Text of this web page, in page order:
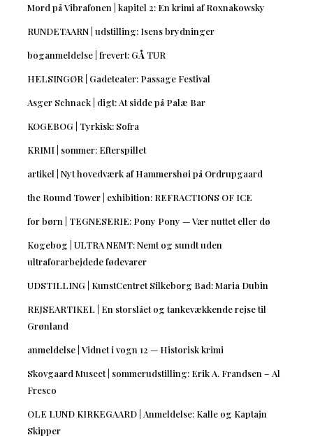
Mord på Vibrafonen | kapitel 2: En krimi af Roxnakowsky
RUNDETAARN | udstilling: Isens brydninger
boganmeldelse | frevert: GÅ TUR
HELSINGØR | Gadeteater: Passage Festival
Asger Schnack | digt: At sidde på Palæ Bar
KOGEBOG | Tyrkisk: Sofra
KRIMI | sommer: Efterspillet
artikel | Nyt hovedværk af Hammershøi på Ordrupgaard
the Round Tower | exhibition: REFRACTIONS OF ICE
for børn | TEGNESERIE: Pony Pony — Vær nuttet eller dø
Kogebog | ULTRA NEMT: Nemt og sundt uden
ultraforarbejdede fødevarer
UDSTILLING | KunstCentret Silkeborg Bad: Maria Dubin
REJSEARTIKEL | En storslået og tankevækkende rejse til
Grønland
anmeldelse | Vidnet i vogn 12 — Historisk krimi
Skovgaard Museet | sommerudstilling: Erik A. Frandsen – Al
Fresco
OLE LUND KIRKEGAARD | Anmeldelse: Kalle og Kaptajn
Skipper